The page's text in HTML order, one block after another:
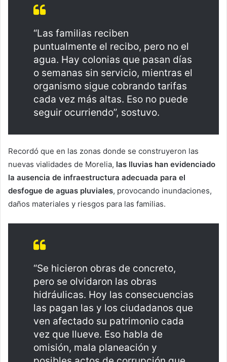
“Las familias reciben
puntualmente el recibo, pero no el
agua. Hay colonias que pasan días
o semanas sin servicio, mientras el
organismo sigue cobrando tarifas
cada vez más altas. Eso no puede
seguir ocurriendo”, sostuvo.
Recordó que en las zonas donde se construyeron las
nuevas vialidades de Morelia, las lluvias han evidenciado
la ausencia de infraestructura adecuada para el
desfogue de aguas pluviales, provocando inundaciones,
daños materiales y riesgos para las familias.
“Se hicieron obras de concreto,
pero se olvidaron las obras
hidráulicas. Hoy las consecuencias
las pagan las y los ciudadanos que
ven afectado su patrimonio cada
vez que llueve. Eso habla de
omisión, mala planeación y